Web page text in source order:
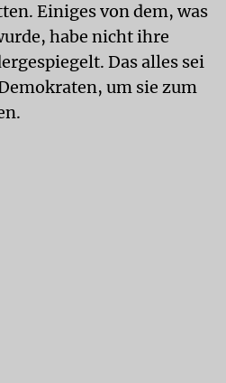
Einiges von dem, was
habe nicht ihre
Das alles sei
um sie zum